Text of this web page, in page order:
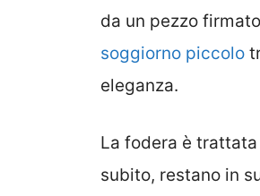
da un pezzo
soggiorno piccolo
eleganza.
La fodera è
subito, restano in